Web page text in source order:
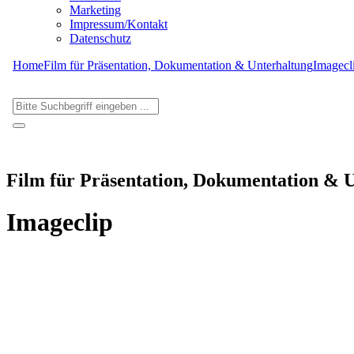
Marketing
Impressum/Kontakt
Datenschutz
HomeFilm für Präsentation, Dokumentation & Unterhaltung
Film für Präsentation, Dokumentation &
Imageclip